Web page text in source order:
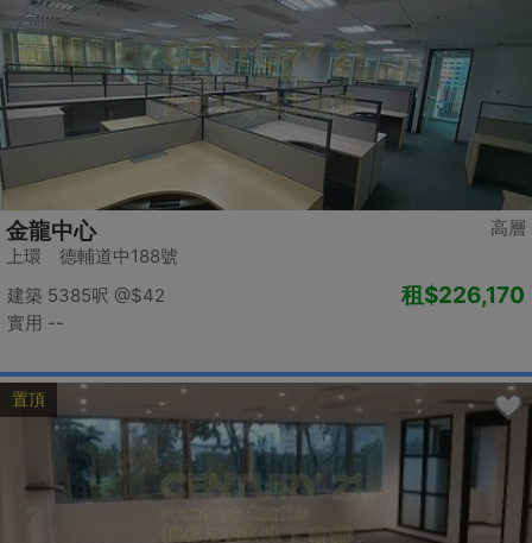
高層
金龍中心
上環 德輔道中188號
建築 5385呎 @$42
實用 --
租$226,170
置頂